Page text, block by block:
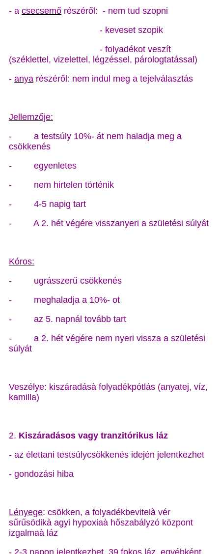
- a csecsemő részéről: - nem tud szopni
- keveset szopik
- folyadékot veszít
(széklettel, vizelettel, légzéssel, párologtatással)
- anya részéről: nem indul meg a tejelválasztás
Jellemzője:
- a testsúly 10%- át nem haladja meg a
csökkenés
- egyenletes
- nem hirtelen történik
- 4-5 napig tart
- A 2. hét végére visszanyeri a születési súlyát
Kóros:
- ugrásszerű csökkenés
- meghaladja a 10%- ot
- az 5. napnál tovább tart
- a 2. hét végére nem nyeri vissza a születési
súlyát
Veszélye: kiszáradásà folyadékpótlás (anyatej, víz,
kamilla)
2. Kiszáradásos vagy tranzitórikus láz
- az élettani testsúlycsökkenés idején jelentkezhet
- gondozási hiba
Lényege: csökken, a folyadékbevitelà vér
sűrűsödikà agyi hypoxiaà hőszabályzó központ
izgalmaà láz
- 2-3 napon jelentkezhet, 39 fokos láz, egyébként